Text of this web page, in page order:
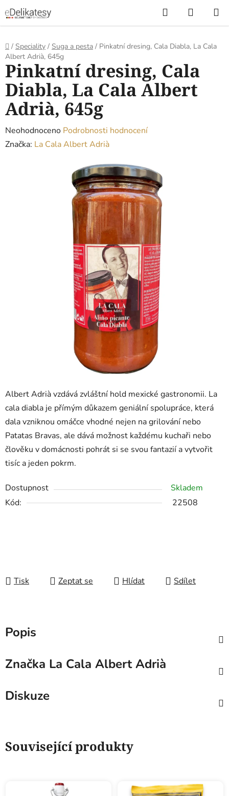
na
obsah
Hledat
KOŠÍK
Domů
/ Speciality / Suga a pesta / Pinkatní dresing, Cala Diabla, La Cala
Albert Adrià, 645g
Albert Adrià vzdává zvláštní hold mexické gastronomii. La
cala diabla je přímým důkazem geniální spolupráce, která
dala vzniknou omáčce vhodné nejen na grilování nebo
Patatas Bravas, ale dává možnost každému kuchaři nebo
člověku v domácnosti pohrát si se svou fantazií a vytvořit
tisíc a jeden pokrm.
Dostupnost
Skladem
Kód:
22508
Tisk Zeptat se Hlídat Sdílet
Pinkatní dresing, Cala
Diabla, La Cala Albert
Adrià, 645g
Průměrné
hodnocení
Neohodnoceno Podrobnosti hodnocení
Značka: La Cala Albert Adrià
Popis
Značka La Cala Albert Adrià
Diskuze
Související produkty